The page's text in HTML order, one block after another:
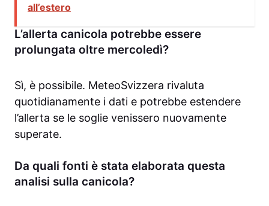
all’estero
L’allerta canicola potrebbe essere
prolungata oltre mercoledì?
Sì, è possibile. MeteoSvizzera rivaluta
quotidianamente i dati e potrebbe estendere
l’allerta se le soglie venissero nuovamente
superate.
Da quali fonti è stata elaborata questa
analisi sulla canicola?